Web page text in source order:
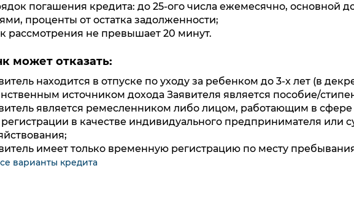
погашения кредита: до 25-ого числа ежемесячно, основной
проценты от остатка задолженности;
рассмотрения не превышает 20 минут.
может отказать:
находится в отпуске по уходу за ребенком до 3-х лет (в
источником дохода Заявителя является пособие/
является ремесленником либо лицом, работающим в сфере
регистрации в качестве индивидуального предпринимателя или
имеет только временную регистрацию по месту
варианты кредита